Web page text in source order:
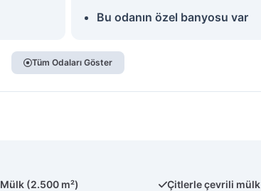
Bu odanın özel banyosu var
Tüm Odaları Göster
Mülk (2.500 m²)
Çitlerle çevrili mülk